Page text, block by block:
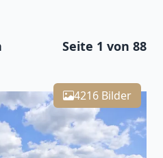
Seite 1 von 88
Strg+Mausrad
4216 Bilder